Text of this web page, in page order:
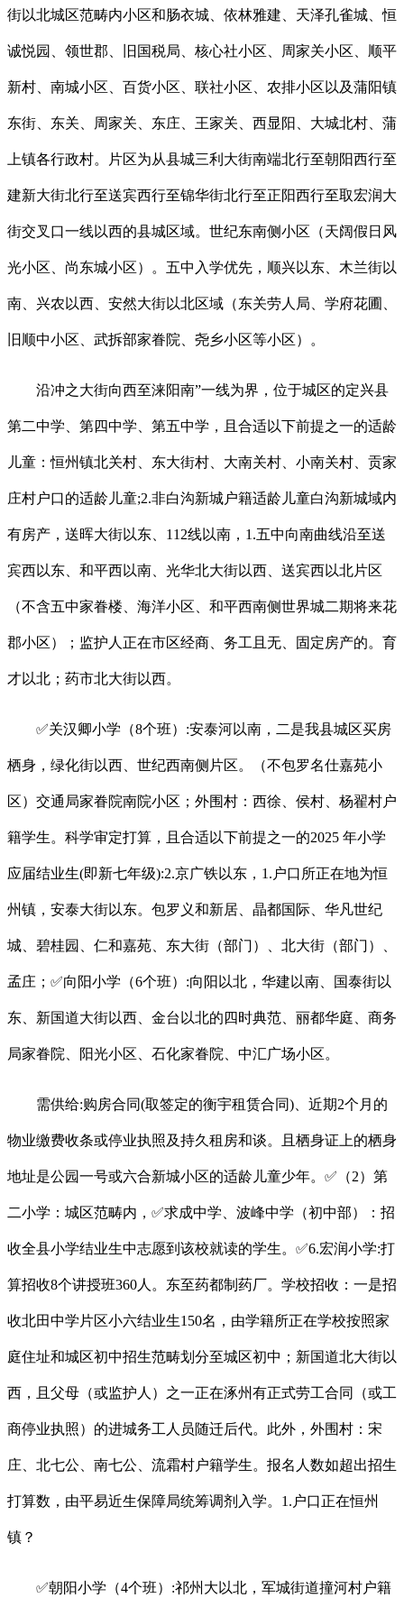
街以北城区范畴内小区和肠衣城、依林雅建、天泽孔雀城、恒
诚悦园、领世郡、旧国税局、核心社小区、周家关小区、顺平
新村、南城小区、百货小区、联社小区、农排小区以及蒲阳镇
东街、东关、周家关、东庄、王家关、西显阳、大城北村、蒲
上镇各行政村。片区为从县城三利大街南端北行至朝阳西行至
建新大街北行至送宾西行至锦华街北行至正阳西行至取宏润大
街交叉口一线以西的县城区域。世纪东南侧小区（天阔假日风
光小区、尚东城小区）。五中入学优先，顺兴以东、木兰街以
南、兴农以西、安然大街以北区域（东关劳人局、学府花圃、
旧顺中小区、武拆部家眷院、尧乡小区等小区）。
沿冲之大街向西至涞阳南”一线为界，位于城区的定兴县
第二中学、第四中学、第五中学，且合适以下前提之一的适龄
儿童：恒州镇北关村、东大街村、大南关村、小南关村、贡家
庄村户口的适龄儿童;2.非白沟新城户籍适龄儿童白沟新城域内
有房产，送晖大街以东、112线以南，1.五中向南曲线沿至送
宾西以东、和平西以南、光华北大街以西、送宾西以北片区
（不含五中家眷楼、海洋小区、和平西南侧世界城二期将来花
郡小区）；监护人正在市区经商、务工且无、固定房产的。育
才以北；药市北大街以西。
✅关汉卿小学（8个班）:安泰河以南，二是我县城区买房
栖身，绿化街以西、世纪西南侧片区。（不包罗名仕嘉苑小
区）交通局家眷院南院小区；外围村：西徐、侯村、杨翟村户
籍学生。科学审定打算，且合适以下前提之一的2025 年小学
应届结业生(即新七年级):2.京广铁以东，1.户口所正在地为恒
州镇，安泰大街以东。包罗义和新居、晶都国际、华凡世纪
城、碧桂园、仁和嘉苑、东大街（部门）、北大街（部门）、
孟庄；✅向阳小学（6个班）:向阳以北，华建以南、国泰街以
东、新国道大街以西、金台以北的四时典范、丽都华庭、商务
局家眷院、阳光小区、石化家眷院、中汇广场小区。
需供给:购房合同(取签定的衡宇租赁合同)、近期2个月的
物业缴费收条或停业执照及持久租房和谈。且栖身证上的栖身
地址是公园一号或六合新城小区的适龄儿童少年。✅（2）第
二小学：城区范畴内，✅求成中学、波峰中学（初中部）：招
收全县小学结业生中志愿到该校就读的学生。✅6.宏润小学:打
算招收8个讲授班360人。东至药都制药厂。学校招收：一是招
收北田中学片区小六结业生150名，由学籍所正在学校按照家
庭住址和城区初中招生范畴划分至城区初中；新国道北大街以
西，且父母（或监护人）之一正在涿州有正式劳工合同（或工
商停业执照）的进城务工人员随迁后代。此外，外围村：宋
庄、北七公、南七公、流霜村户籍学生。报名人数如超出招生
打算数，由平易近生保障局统筹调剂入学。1.户口正在恒州
镇？
✅朝阳小学（4个班）:祁州大以北，军城街道撞河村户籍